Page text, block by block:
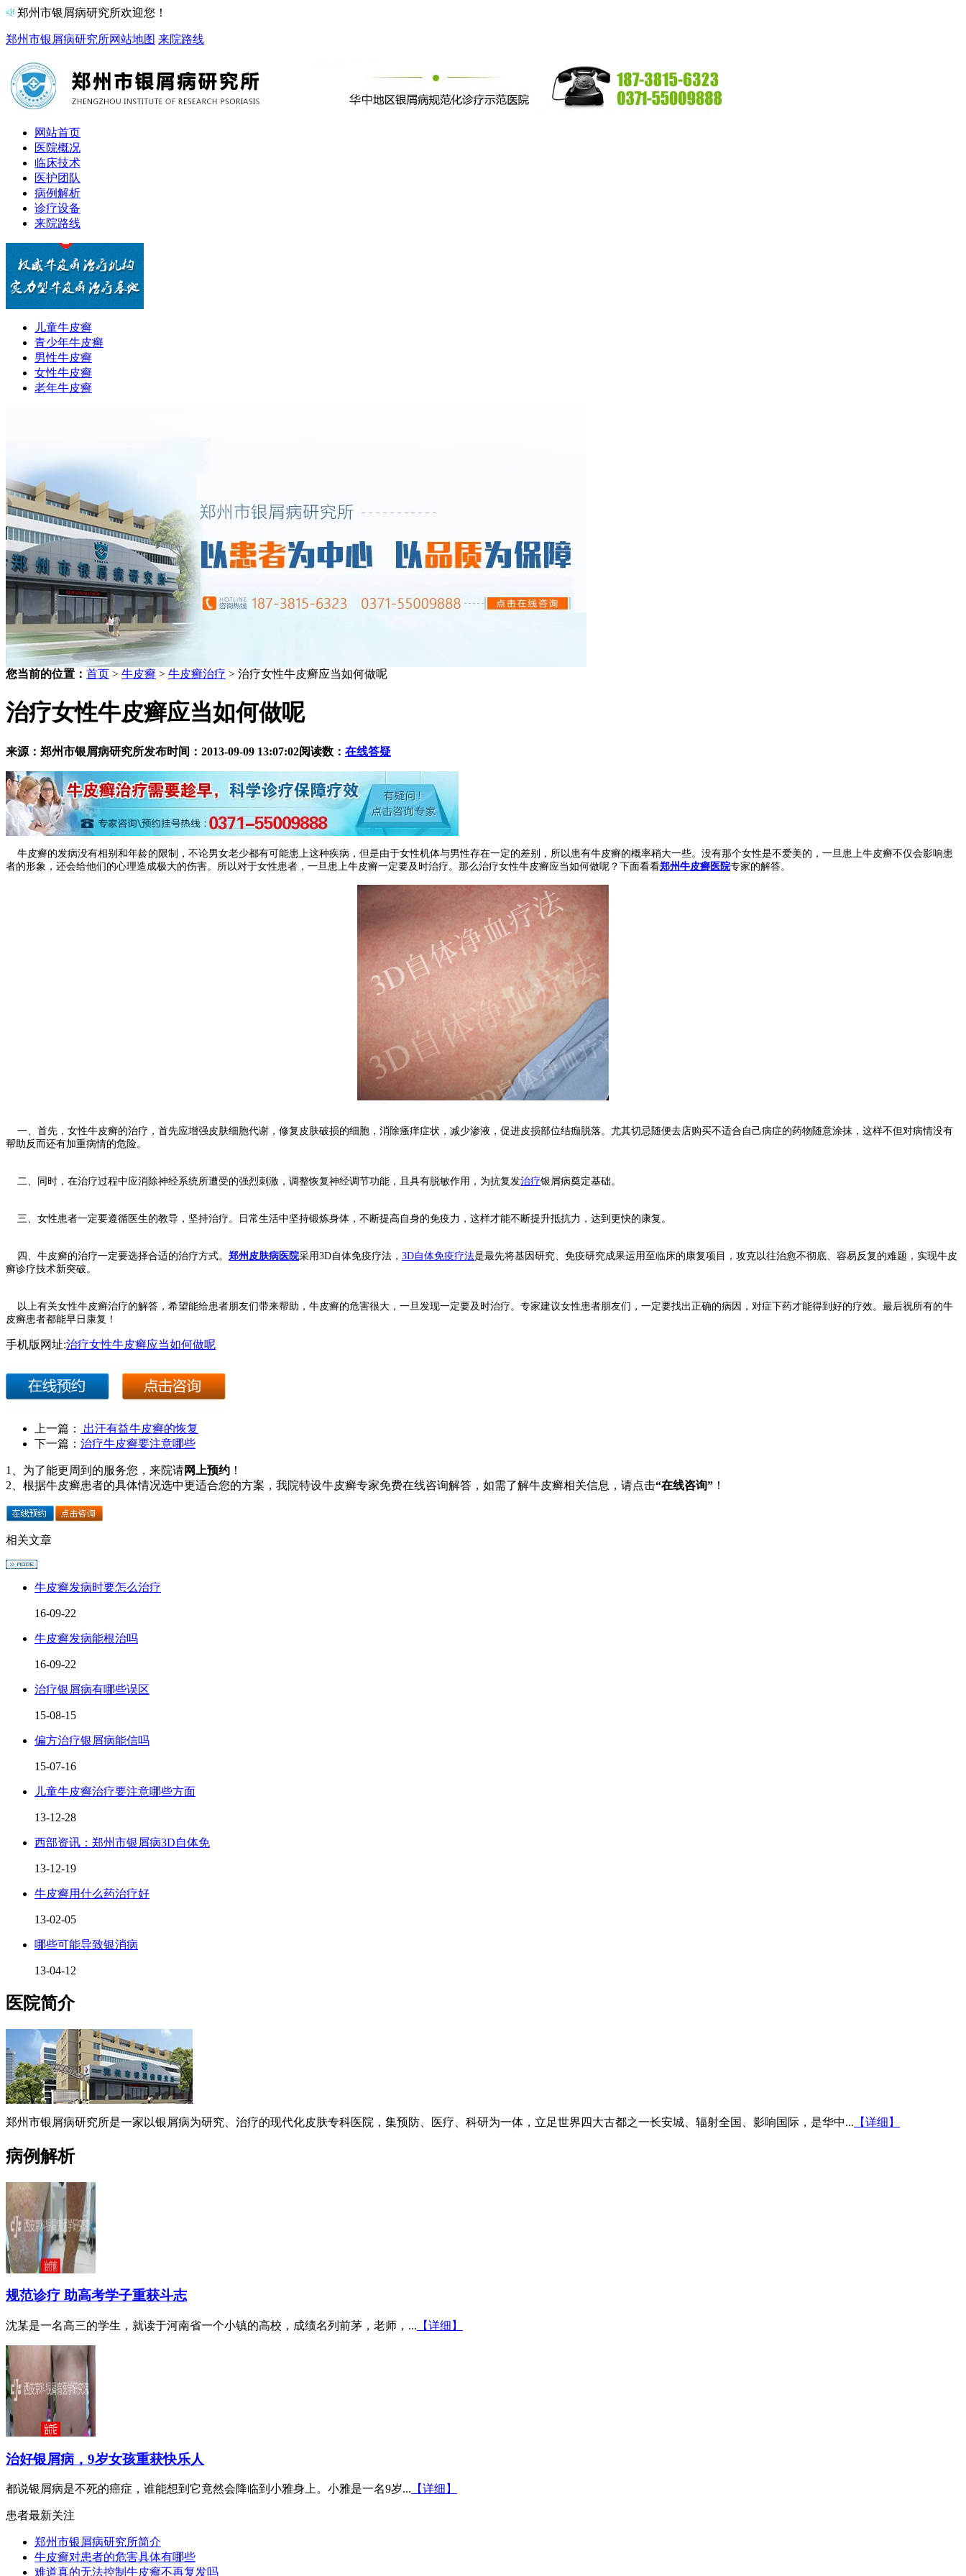
郑州市银屑病研究所欢迎您！
郑州市银屑病研究所网站地图 来院路线
网站首页
医院概况
临床技术
医护团队
病例解析
诊疗设备
来院路线
儿童牛皮癣
青少年牛皮癣
男性牛皮癣
女性牛皮癣
老年牛皮癣
您当前的位置： 首页 > 牛皮癣 > 牛皮癣治疗 > 治疗女性牛皮癣应当如何做呢
治疗女性牛皮癣应当如何做呢
来源：郑州市银屑病研究所发布时间：2013-09-09 13:07:02阅读数： 在线答疑
牛皮癣的发病没有相别和年龄的限制，不论男女老少都有可能患上这种疾病，但是由于女性机体与男性存在一定的差别，所以患有牛皮癣的概率稍大一些。没有那个女性是不爱美的，一旦患上牛皮癣不仅会影响患
者的形象，还会给他们的心理造成极大的伤害。所以对于女性患者，一旦患上牛皮癣一定要及时治疗。那么治疗女性牛皮癣应当如何做呢？下面看看郑州牛皮癣医院专家的解答。
一、首先，女性牛皮癣的治疗，首先应增强皮肤细胞代谢，修复皮肤破损的细胞，消除瘙痒症状，减少渗液，促进皮损部位结痂脱落。尤其切忌随便去店购买不适合自己病症的药物随意涂抹，这样不但对病情没有
帮助反而还有加重病情的危险。
二、同时，在治疗过程中应消除神经系统所遭受的强烈刺激，调整恢复神经调节功能，且具有脱敏作用，为抗复发治疗银屑病奠定基础。
三、女性患者一定要遵循医生的教导，坚持治疗。日常生活中坚持锻炼身体，不断提高自身的免疫力，这样才能不断提升抵抗力，达到更快的康复。
四、牛皮癣的治疗一定要选择合适的治疗方式。 郑州皮肤病医院采用3D自体免疫疗法， 3D自体免疫疗法是最先将基因研究、免疫研究成果运用至临床的康复项目，攻克以往治愈不彻底、容易反复的难题，实现牛皮
癣诊疗技术新突破。
以上有关女性牛皮癣治疗的解答，希望能给患者朋友们带来帮助，牛皮癣的危害很大，一旦发现一定要及时治疗。专家建议女性患者朋友们，一定要找出正确的病因，对症下药才能得到好的疗效。最后祝所有的牛
皮癣患者都能早日康复！
手机版网址:治疗女性牛皮癣应当如何做呢
上一篇：
出汗有益牛皮癣的恢复
下一篇： 治疗牛皮癣要注意哪些
1、为了能更周到的服务您，来院请网上预约 ！
2、根据牛皮癣患者的具体情况选中更适合您的方案，我院特设牛皮癣专家免费在线咨询解答，如需了解牛皮癣相关信息，请点击“在线咨询” ！
相关文章
牛皮癣发病时要怎么治疗
16-09-22
牛皮癣发病能根治吗
16-09-22
治疗银屑病有哪些误区
15-08-15
偏方治疗银屑病能信吗
15-07-16
儿童牛皮癣治疗要注意哪些方面
13-12-28
西部资讯：郑州市银屑病3D自体免
13-12-19
牛皮癣用什么药治疗好
13-02-05
哪些可能导致银消病
13-04-12
医院简介
郑州市银屑病研究所是一家以银屑病为研究、治疗的现代化皮肤专科医院，集预防、医疗、科研为一体，立足世界四大古都之一长安城、辐射全国、影响国际，是华中... 【详细】
病例解析
规范诊疗 助高考学子重获斗志
沈某是一名高三的学生，就读于河南省一个小镇的高校，成绩名列前茅，老师，... 【详细】
治好银屑病，9岁女孩重获快乐人
都说银屑病是不死的癌症，谁能想到它竟然会降临到小雅身上。小雅是一名9岁... 【详细】
患者最新关注
郑州市银屑病研究所简介
牛皮癣对患者的危害具体有哪些
难道真的无法控制牛皮癣不再复发吗